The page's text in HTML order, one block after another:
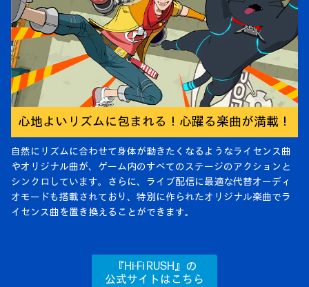
心地よいリズムに包まれる！心躍る楽曲が満載！
自然にリズムに合わせて身体が動きたくなるようなライセンス曲
やオリジナル曲が、ゲーム内のすべてのステージのアクションと
シンクロしています。さらに、ライブ配信に最適な代替オーディ
オモードも搭載されており、特別に作られたオリジナル楽曲でラ
イセンス曲を置き換えることができます。
『Hi-Fi RUSH』の
公式サイトはこちら